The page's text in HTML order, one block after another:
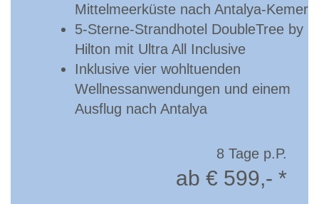
Mittelmeerküste nach Antalya-Kemer
5-Sterne-Strandhotel DoubleTree by
Hilton mit Ultra All Inclusive
Inklusive vier wohltuenden
Wellnessanwendungen und einem
Ausflug nach Antalya
8 Tage p.P.
ab € 599,- *